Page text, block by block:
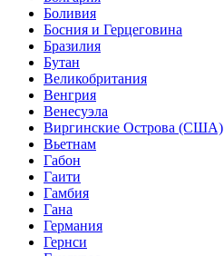
Боливия
Босния и Герцеговина
Бразилия
Бутан
Великобритания
Венгрия
Венесуэла
Виргинские Острова (США)
Вьетнам
Габон
Гаити
Гамбия
Гана
Германия
Гернси